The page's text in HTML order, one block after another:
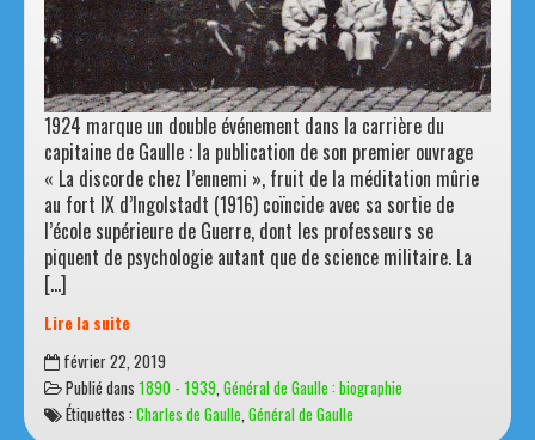
1924 marque un double événement dans la carrière du
capitaine de Gaulle : la publication de son premier ouvrage
« La discorde chez l’ennemi », fruit de la méditation mûrie
au fort IX d’Ingolstadt (1916) coïncide avec sa sortie de
l’école supérieure de Guerre, dont les professeurs se
piquent de psychologie autant que de science militaire. La
Lire la suite
Charles
defévrier 22, 2019